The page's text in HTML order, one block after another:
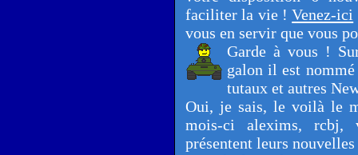
faciliter la vie !Venez-ici
vous en servir que vous
Garde à vous !
galon il est
tutaux et autres
Oui, je sais, le voilà le
mois-ci alexims, rcbj,
présentent leurs